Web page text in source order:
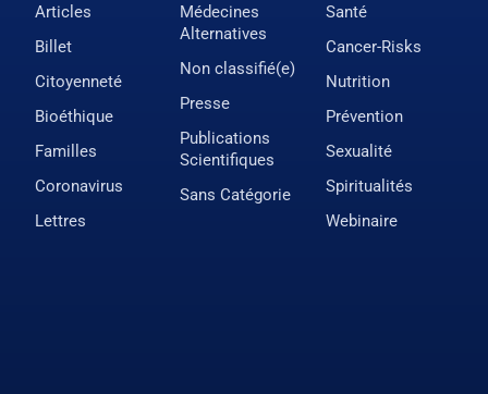
Articles
Billet
Citoyenneté
Bioéthique
Familles
Coronavirus
Lettres
Médecines
Alternatives
Non classifié(e)
Presse
Publications
Scientifiques
Sans Catégorie
Santé
Cancer-Risks
Nutrition
Prévention
Sexualité
Spiritualités
Webinaire